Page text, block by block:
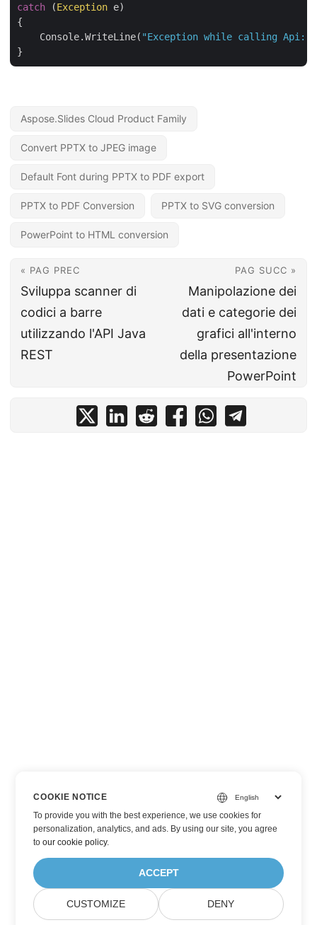
catch (Exception e)
{
    Console.WriteLine(
"Exception while calling Api: "
Aspose.Slides Cloud Product Family
Convert PPTX to JPEG image
Default Font during PPTX to PDF export
PPTX to PDF Conversion PPTX to SVG conversion
PowerPoint to HTML conversion
« PAG PREC
Sviluppa scanner di
codici a barre
utilizzando l'API Java
REST
PAG SUCC »
Manipolazione dei
dati e categorie dei
grafici all'interno
della presentazione
PowerPoint
COOKIE NOTICE
To provide you with the best experience, we use cookies for
personalization, analytics, and ads. By using our site, you agree
toour cookie policy.
ACCEPT
CUSTOMIZE DENY